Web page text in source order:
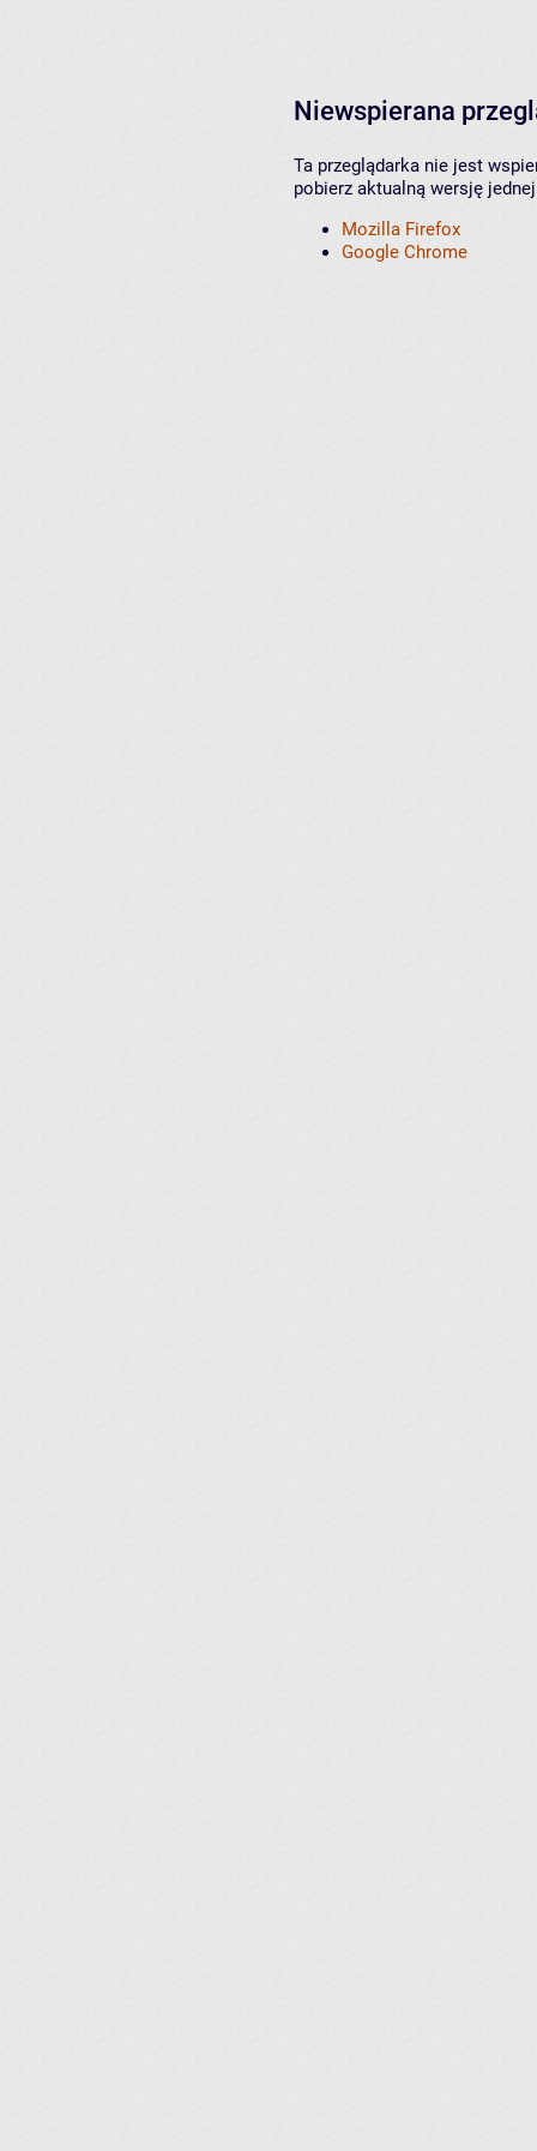
Niewspierana
Ta przeglądarka nie jest
pobierz aktualną wersję
Mozilla Firefox
Google Chrome